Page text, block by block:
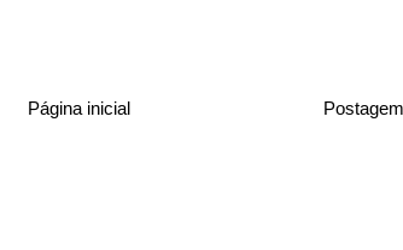
Página inicial